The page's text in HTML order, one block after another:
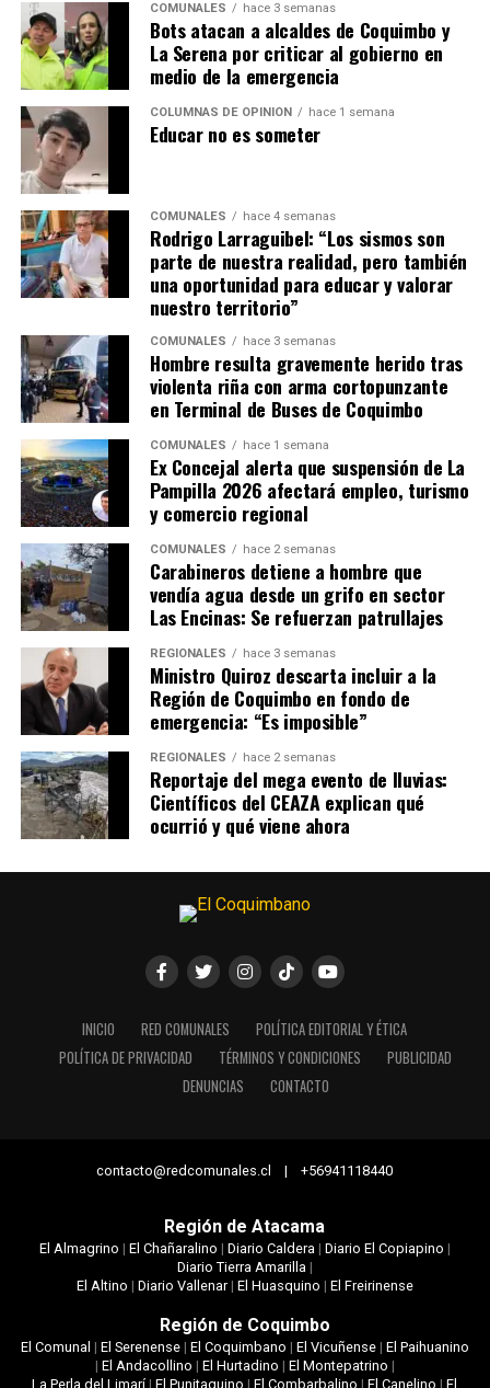
COMUNALES hace 3 semanas
Bots atacan a alcaldes de Coquimbo y
La Serena por criticar al gobierno en
medio de la emergencia
COLUMNAS DE OPINIÓN hace 1 semana
Educar no es someter
COMUNALES hace 4 semanas
Rodrigo Larraguibel: “Los sismos son
parte de nuestra realidad, pero también
una oportunidad para educar y valorar
nuestro territorio”
COMUNALES hace 3 semanas
Hombre resulta gravemente herido tras
violenta riña con arma cortopunzante
en Terminal de Buses de Coquimbo
COMUNALES hace 1 semana
Ex Concejal alerta que suspensión de La
Pampilla 2026 afectará empleo, turismo
y comercio regional
COMUNALES hace 2 semanas
Carabineros detiene a hombre que
vendía agua desde un grifo en sector
Las Encinas: Se refuerzan patrullajes
REGIONALES hace 3 semanas
Ministro Quiroz descarta incluir a la
Región de Coquimbo en fondo de
emergencia: “Es imposible”
REGIONALES hace 2 semanas
Reportaje del mega evento de lluvias:
Científicos del CEAZA explican qué
ocurrió y qué viene ahora
INICIO RED COMUNALES
POLÍTICA EDITORIAL Y ÉTICA
POLÍTICA DE PRIVACIDAD
TÉRMINOS Y CONDICIONES
PUBLICIDAD
DENUNCIAS
CONTACTO
contacto@redcomunales.cl | +56941118440
Región de Atacama
El Almagrino | El Chañaralino | Diario Caldera| Diario El Copiapino |
Diario Tierra Amarilla|
El Altino | Diario Vallenar| El Huasquino | El Freirinense
Región de Coquimbo
El Comunal | El Serenense| El Coquimbano | El Vicuñense| El Paihuanino
| El Andacollino | El Hurtadino | El Montepatrino |
La Perla del Limarí|El Punitaquino |El Combarbalino |El Canelino |El